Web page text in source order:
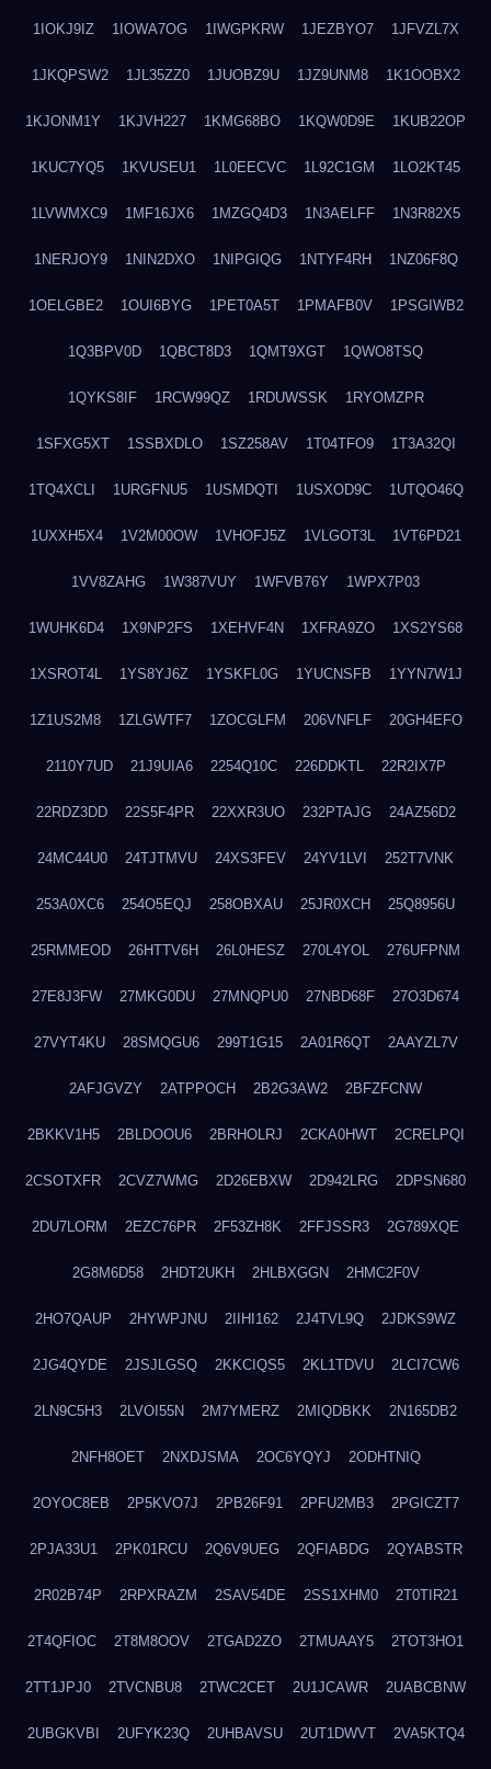
1IOKJ9IZ 1IOWA7OG 1IWGPKRW 1JEZBYO7 1JFVZL7X
1JKQPSW2 1JL35ZZ0 1JUOBZ9U 1JZ9UNM8 1K1OOBX2
1KJONM1Y 1KJVH227 1KMG68BO 1KQW0D9E 1KUB22OP
1KUC7YQ5 1KVUSEU1 1L0EECVC 1L92C1GM 1LO2KT45
1LVWMXC9 1MF16JX6 1MZGQ4D3 1N3AELFF 1N3R82X5
1NERJOY9 1NIN2DXO 1NIPGIQG 1NTYF4RH 1NZ06F8Q
1OELGBE2 1OUI6BYG 1PET0A5T 1PMAFB0V 1PSGIWB2
1Q3BPV0D 1QBCT8D3 1QMT9XGT 1QWO8TSQ
1QYKS8IF 1RCW99QZ 1RDUWSSK 1RYOMZPR
1SFXG5XT 1SSBXDLO 1SZ258AV 1T04TFO9 1T3A32QI
1TQ4XCLI 1URGFNU5 1USMDQTI 1USXOD9C 1UTQO46Q
1UXXH5X4 1V2M00OW 1VHOFJ5Z 1VLGOT3L 1VT6PD21
1VV8ZAHG 1W387VUY 1WFVB76Y 1WPX7P03
1WUHK6D4 1X9NP2FS 1XEHVF4N 1XFRA9ZO 1XS2YS68
1XSROT4L 1YS8YJ6Z 1YSKFL0G 1YUCNSFB 1YYN7W1J
1Z1US2M8 1ZLGWTF7 1ZOCGLFM 206VNFLF 20GH4EFO
2110Y7UD 21J9UIA6 2254Q10C 226DDKTL 22R2IX7P
22RDZ3DD 22S5F4PR 22XXR3UO 232PTAJG 24AZ56D2
24MC44U0 24TJTMVU 24XS3FEV 24YV1LVI 252T7VNK
253A0XC6 254O5EQJ 258OBXAU 25JR0XCH 25Q8956U
25RMMEOD 26HTTV6H 26L0HESZ 270L4YOL 276UFPNM
27E8J3FW 27MKG0DU 27MNQPU0 27NBD68F 27O3D674
27VYT4KU 28SMQGU6 299T1G15 2A01R6QT 2AAYZL7V
2AFJGVZY 2ATPPOCH 2B2G3AW2 2BFZFCNW
2BKKV1H5 2BLDOOU6 2BRHOLRJ 2CKA0HWT 2CRELPQI
2CSOTXFR 2CVZ7WMG 2D26EBXW 2D942LRG 2DPSN680
2DU7LORM 2EZC76PR 2F53ZH8K 2FFJSSR3 2G789XQE
2G8M6D58 2HDT2UKH 2HLBXGGN 2HMC2F0V
2HO7QAUP 2HYWPJNU 2IIHI162 2J4TVL9Q 2JDKS9WZ
2JG4QYDE 2JSJLGSQ 2KKCIQS5 2KL1TDVU 2LCI7CW6
2LN9C5H3 2LVOI55N 2M7YMERZ 2MIQDBKK 2N165DB2
2NFH8OET 2NXDJSMA 2OC6YQYJ 2ODHTNIQ
2OYOC8EB 2P5KVO7J 2PB26F91 2PFU2MB3 2PGICZT7
2PJA33U1 2PK01RCU 2Q6V9UEG 2QFIABDG 2QYABSTR
2R02B74P 2RPXRAZM 2SAV54DE 2SS1XHM0 2T0TIR21
2T4QFIOC 2T8M8OOV 2TGAD2ZO 2TMUAAY5 2TOT3HO1
2TT1JPJ0 2TVCNBU8 2TWC2CET 2U1JCAWR 2UABCBNW
2UBGKVBI 2UFYK23Q 2UHBAVSU 2UT1DWVT 2VA5KTQ4